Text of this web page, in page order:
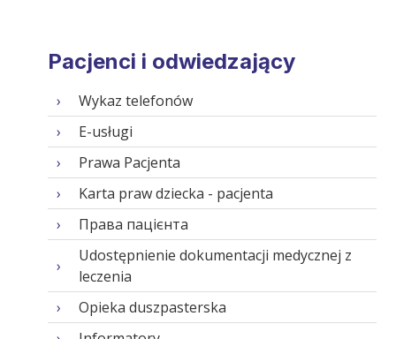
Pacjenci i odwiedzający
Wykaz telefonów
E-usługi
Prawa Pacjenta
Karta praw dziecka - pacjenta
Права пацієнта
Udostępnienie dokumentacji medycznej z
leczenia
Opieka duszpasterska